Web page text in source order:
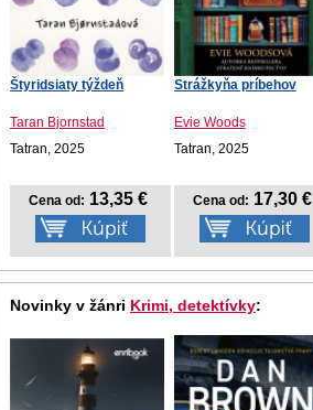
Štyridsiaty týždeň
Taran Bjornstad
Tatran, 2025
Cena od: 13,35 €
Strážkyňa príbehov
Evie Woods
Tatran, 2025
Cena od: 17,30 €
Novinky v žánri Krimi, detektívky: